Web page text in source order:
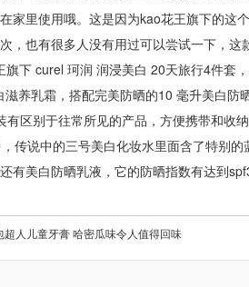
家里使用哦。这是因为kao花王旗下的
，也有很多人没有用过可以尝试一下，这
旗下 curel 珂润 润浸美白 20天旅行4件套
养乳霜，搭配完美防晒的10 毫升美白防
有区别于往常所见的产品，方便携带和收
传说中的三号美白化妆水里面含了特别
有美白防晒乳液，它的防晒指数有达到
人儿童牙膏 哈密瓜味令人值得回味